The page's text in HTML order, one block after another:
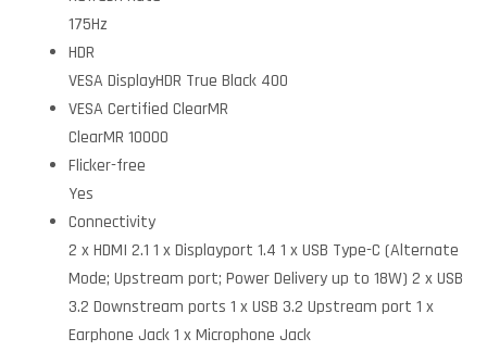
175Hz
HDR
VESA DisplayHDR True Black 400
VESA Certified ClearMR
ClearMR 10000
Flicker-free
Yes
Connectivity
2 x HDMI 2.1 1 x Displayport 1.4 1 x USB Type-C (Alternate
Mode; Upstream port; Power Delivery up to 18W) 2 x USB
3.2 Downstream ports 1 x USB 3.2 Upstream port 1 x
Earphone Jack 1 x Microphone Jack